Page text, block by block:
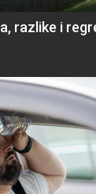
razlike i